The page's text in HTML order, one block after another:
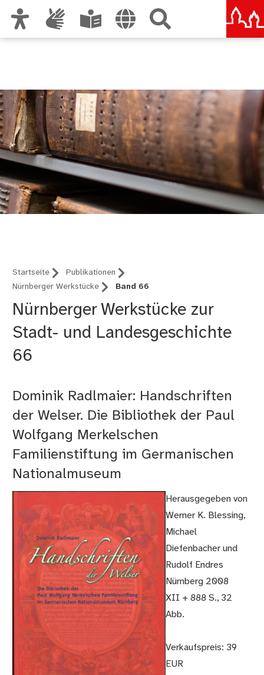
Startseite
Publikationen
Nürnberger Werkstücke
Band 66
Nürnberger Werkstücke zur
Stadt- und Landesgeschichte
66
Dominik Radlmaier: Handschriften
der Welser. Die Bibliothek der Paul
Wolfgang Merkelschen
Familienstiftung im Germanischen
Nationalmuseum
Herausgegeben von
Werner K. Blessing,
Michael
Diefenbacher und
Rudolf Endres
Nürnberg 2008
XII + 888 S., 32
Abb.
Verkaufspreis: 39
EUR